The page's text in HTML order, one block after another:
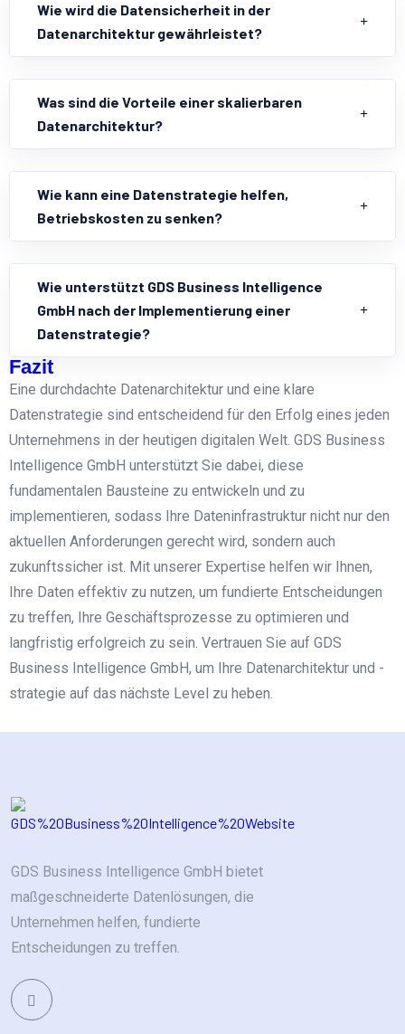
Wie wird die Datensicherheit in der
Datenarchitektur gewährleistet?
Was sind die Vorteile einer skalierbaren
Datenarchitektur?
Wie kann eine Datenstrategie helfen,
Betriebskosten zu senken?
Wie unterstützt GDS Business Intelligence
GmbH nach der Implementierung einer
Datenstrategie?
Fazit
Eine durchdachte Datenarchitektur und eine klare
Datenstrategie sind entscheidend für den Erfolg eines jeden
Unternehmens in der heutigen digitalen Welt. GDS Business
Intelligence GmbH unterstützt Sie dabei, diese
fundamentalen Bausteine zu entwickeln und zu
implementieren, sodass Ihre Dateninfrastruktur nicht nur den
aktuellen Anforderungen gerecht wird, sondern auch
zukunftssicher ist. Mit unserer Expertise helfen wir Ihnen,
Ihre Daten effektiv zu nutzen, um fundierte Entscheidungen
zu treffen, Ihre Geschäftsprozesse zu optimieren und
langfristig erfolgreich zu sein. Vertrauen Sie auf GDS
Business Intelligence GmbH, um Ihre Datenarchitektur und -
strategie auf das nächste Level zu heben.
GDS Business Intelligence GmbH bietet
maßgeschneiderte Datenlösungen, die
Unternehmen helfen, fundierte
Entscheidungen zu treffen.